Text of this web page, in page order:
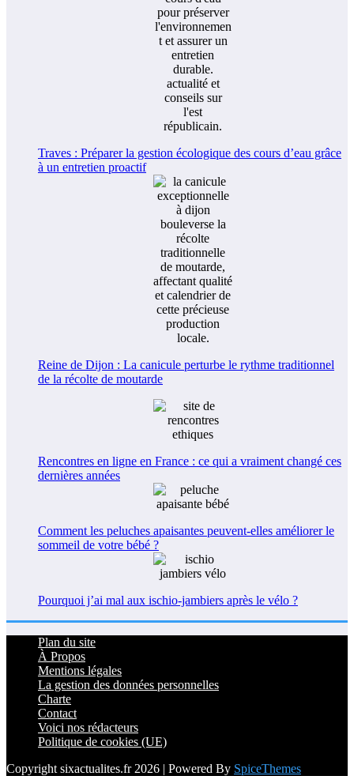
Traves : Préparer la gestion écologique des cours d’eau grâce
à un entretien proactif
Reine de Dijon : La canicule perturbe le rythme traditionnel
de la récolte de moutarde
Rencontres en ligne en France : ce qui a vraiment changé ces
dernières années
Comment les peluches apaisantes peuvent-elles améliorer le
sommeil de votre bébé ?
Pourquoi j’ai mal aux ischio-jambiers après le vélo ?
Plan du site
À Propos
Mentions légales
La gestion des données personnelles
Charte
Contact
Voici nos rédacteurs
Politique de cookies (UE)
Copyright sixactualites.fr 2026 | Powered By SpiceThemes